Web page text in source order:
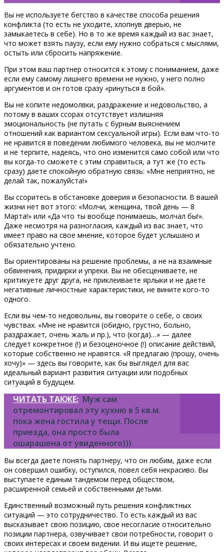
Вы не используете бегство в качестве способа решения
конфликта (то есть не уходите, хлопнув дверью, не
замыкаетесь в себе). Но в то же время каждый из вас знает,
что может взять паузу, если ему нужно собраться с мыслями,
остыть или сбросить напряжение.
При этом ваш партнер относится к этому с пониманием, даже
если ему самому лишнего времени не нужно, у него полно
аргументов и он готов сразу «ринуться в бой».
Вы не копите недомолвки, раздражение и недовольство, а
потому в ваших ссорах отсутствует излишняя
эмоциональность (не путать с бурным выяснением
отношений как вариантом сексуальной игры). Если вам что-то
не нравится в поведении любимого человека, вы не молчите
и не терпите, надеясь, что оно изменится само собой или что
вы когда-то сможете с этим справиться, а тут же (то есть
сразу) даете спокойную обратную связь: «Мне неприятно, не
делай так, пожалуйста!»
Вы ссоритесь в обстановке доверия и безопасности. В вашей
жизни нет вот этого: «Молчи, женщина, твой день — 8
Марта!» или «Да что ты вообще понимаешь, молчал бы!».
Даже несмотря на разногласия, каждый из вас знает, что
имеет право на свое мнение, которое будет услышано и
обязательно учтено.
Вы ориентированы на решение проблемы, а не на взаимные
обвинения, придирки и упреки. Вы не обесцениваете, не
критикуете друг друга, не приклеиваете ярлыки и не даете
негативные личностные характеристики, не вините кого-то
одного.
Если вы чем-то недовольны, вы говорите о себе, о своих
чувствах. «Мне не нравится (обидно, грустно, больно,
раздражает, очень жаль и пр.), что (когда)…» — далее
следует конкретное (!) и безоценочное (!) описание действий,
которые собственно не нравятся. «Я предлагаю (прошу, очень
хочу)» — здесь вы говорите, как бы выглядел для вас
идеальный вариант развития ситуации или подобных
ситуаций в будущем.
ЧИТАТЬ ТАКЖЕ: Муж сам
отремонтировал эту кухню в 5 кв.м.
пока жена гостила у тещи. После
приезда, она просто была
ошарашена от увиденного)))
Вы всегда даете понять партнеру, что он любим, даже если
он совершил ошибку, оступился, повел себя некрасиво. Вы
выступаете единым тандемом перед обществом,
расширенной семьей и собственными детьми.
Единственный возможный путь решения конфликтных
ситуаций — это сотрудничество. То есть каждый из вас
высказывает свою позицию, свое несогласие относительно
позиции партнера, озвучивает свои потребности, говорит о
своих интересах и своем видении. И вы ищете решение,